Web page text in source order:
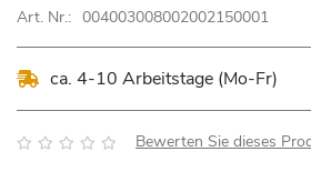
Art. Nr.: 004003008002002150001
ca. 4-10 Arbeitstage (Mo-Fr)
Bewertung: Bewerten Sie dieses